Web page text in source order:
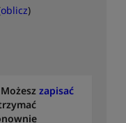
oblicz)
zapisać